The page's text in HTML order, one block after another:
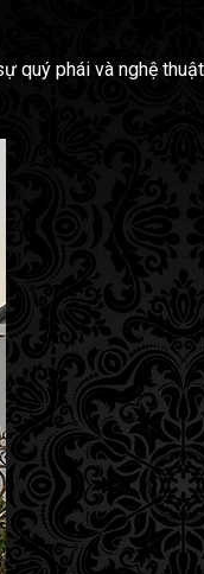
quý phái và nghệ